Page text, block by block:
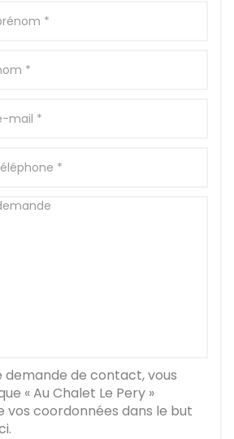
demande de contact, vous
« Au Chalet Le Pery »
vos coordonnées dans le but